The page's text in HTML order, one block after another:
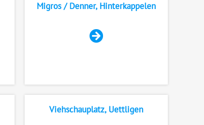
Migros / Denner, Hinterkappelen
Viehschauplatz, Uettligen